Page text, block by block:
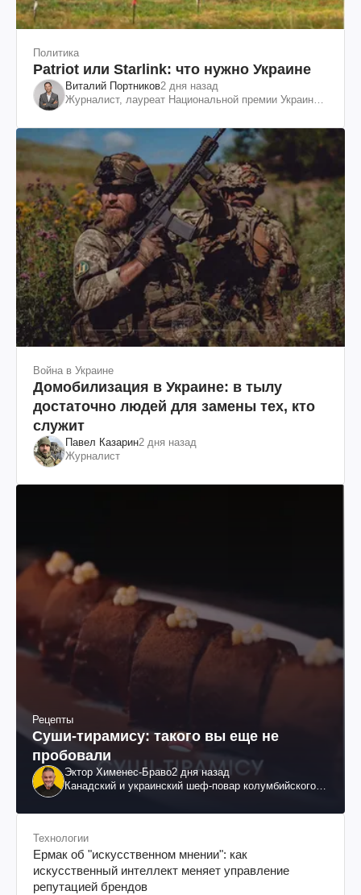
Политика
Patriot или Starlink: что нужно Украине
Виталий Портников2 дня назад
Журналист, лауреат Национальной премии Украины
Война в Украине
Домобилизация в Украине: в тылу
достаточно людей для замены тех, кто
служит
Павел Казарин2 дня назад
Журналист
Рецепты
Суши-тирамису: такого вы еще не
пробовали
Эктор Хименес-Браво2 дня назад
Канадский и украинский шеф-повар колумбийского
Технологии
Ермак об "искусственном мнении": как
искусственный интеллект меняет управление
репутацией брендов